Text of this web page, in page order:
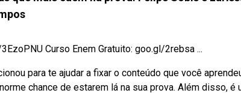
Curso Enem Gratuito: goo.gl/2rebsa ...
para te ajudar a fixar o conteúdo que você
chance de estarem lá na sua prova. Além disso, é